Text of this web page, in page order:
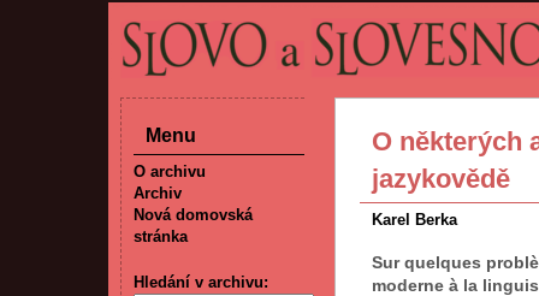
O některých
jazykovědě
Karel Berka
Sur quelques
moderne à la
Menu
O archivu
Archiv
Nová domovská
stránka
Hledání v archivu: